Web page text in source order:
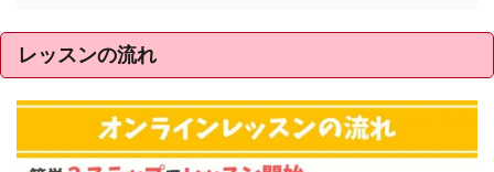
レッスンの流れ